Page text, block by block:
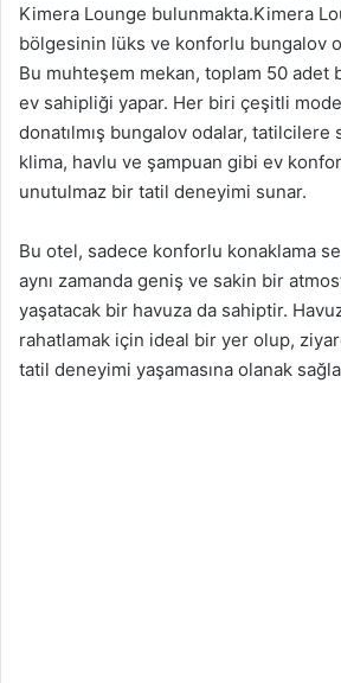
Kimera Lounge bulunmakta.Kimera
bölgesinin lüks ve konforlu bungalov
Bu muhteşem mekan, toplam 50 adet
ev sahipliği yapar. Her biri çeşitli
donatılmış bungalov odalar, tatilcilere
klima, havlu ve şampuan gibi ev
unutulmaz bir tatil deneyimi sunar.
Bu otel, sadece konforlu konaklama
aynı zamanda geniş ve sakin bir
yaşatacak bir havuza da sahiptir.
rahatlamak için ideal bir yer olup,
tatil deneyimi yaşamasına olanak